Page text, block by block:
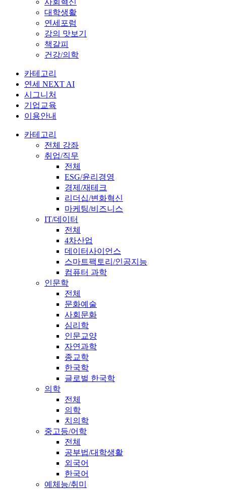
사회혁신
대학생활
연세포럼
강의 맛보기
책갈피
건강/의학
카테고리
연세 NEXT AI
시그니처
기업교육
이용안내
카테고리
전체 강좌
취업/직무
전체
ESG/윤리경영
경제/재테크
리더십/변화혁신
마케팅/비즈니스
IT/데이터
전체
4차산업
데이터사이언스
스마트팩토리/인공지능
컴퓨터 과학
인문학
전체
문화예술
사회문화
심리학
인문교양
자연과학
종교학
한국학
글로벌 한국학
의학
전체
의학
치의학
중고등/어학
전체
공부법/대학생활
외국어
한국어
예체능/취미